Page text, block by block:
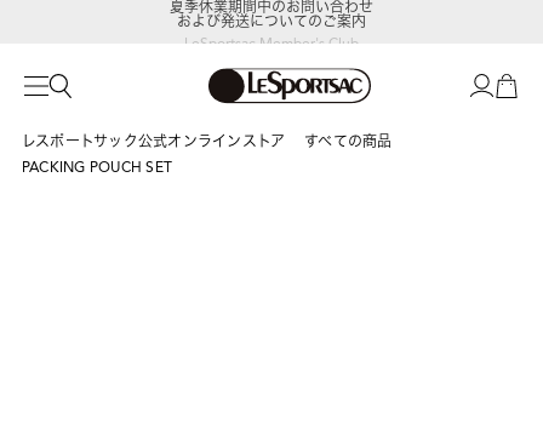
LeSportsac Member's Club
ポイントアップキャンペーン開催中
および発送についてのご案内
レスポートサック公式オンラインストア
すべての商品
PACKING POUCH SET